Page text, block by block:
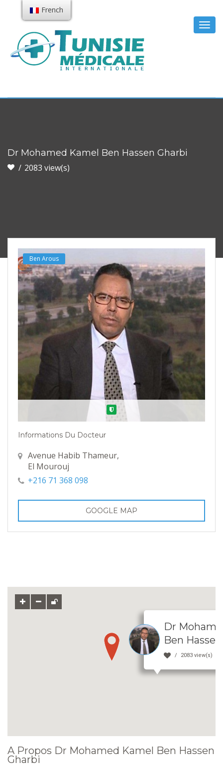
Dr Mohamed Kamel Ben Hassen Gharbi
2083 view(s)
Ben Arous
Verified
Informations Du Docteur
Avenue Habib Thameur,
El Mourouj
+216 71 368 098
GOOGLE MAP
Dr
Ben
2083 view(s)
A Propos Dr Mohamed Kamel Ben Hassen
Gharbi
French